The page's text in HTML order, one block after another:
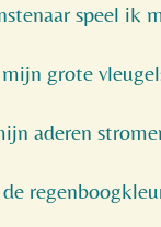
speel ik
grote
aderen